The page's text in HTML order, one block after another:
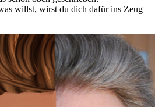
willst, wirst du dich dafür ins Zeug